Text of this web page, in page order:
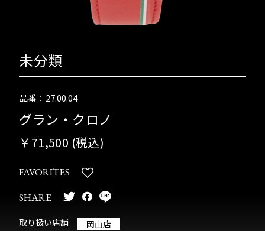
未分類
品番：27.00.04
グラン・クロノ
￥71,500 (税込)
FAVORITES
SHARE
取り扱い店舗 岡山店